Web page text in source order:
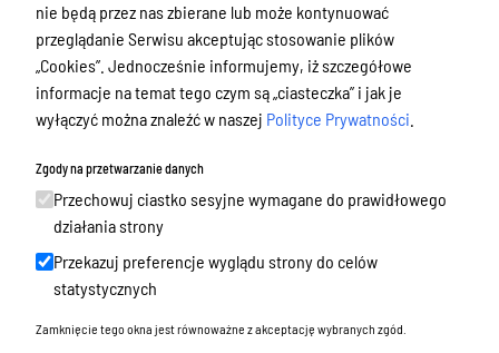
Budżet, finanse i majątek
Podatki i opłaty, umorzenia, ulgi i
dotacje
Urbanistyka, architektura i zabytki
Mapa usług z obszaru urbanistyki i
architektury
Plan ogólny Olsztyna
Obowiązujące
nie będą przez nas zbierane lub może kontynuować
przeglądanie Serwisu akceptując stosowanie plików
„Cookies”. Jednocześnie informujemy, iż szczegółowe
informacje na temat tego czym są „ciasteczka” i jak je
wyłączyć można znaleźć w naszej Polityce Prywatności
Zgody na przetwarzanie danych
Przechowuj ciastko sesyjne wymagane do prawidłowego
działania strony
Przekazuj preferencje wyglądu strony do celów
statystycznych
Zamknięcie tego okna jest równoważne z akceptację wybranych zgód.